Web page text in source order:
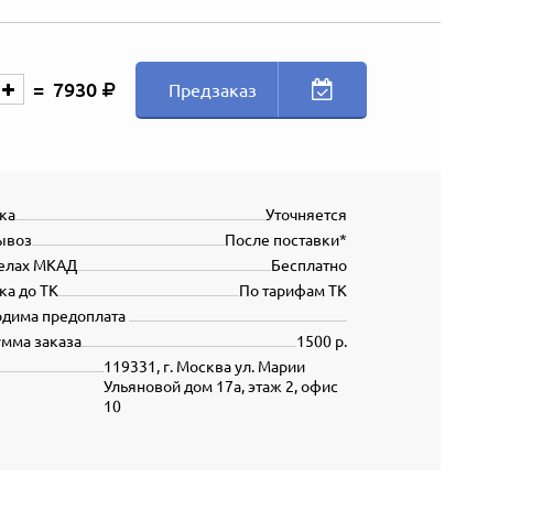
7930 Предзаказ
Уточняется
После поставки*
Бесплатно
МКАД
По тарифам ТК
до ТК
предоплата
1500 р.
заказа
119331, г. Москва ул. Марии
Ульяновой дом 17а, этаж 2, офис
10